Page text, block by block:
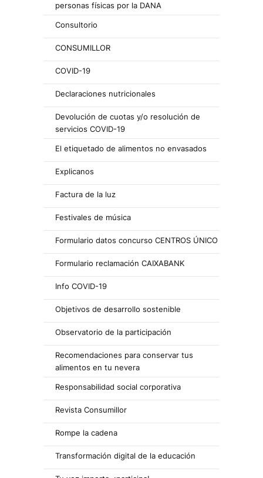
personas físicas por la DANA
Consultorio
CONSUMILLOR
COVID-19
Declaraciones nutricionales
Devolución de cuotas y/o resolución de
servicios COVID-19
El etiquetado de alimentos no envasados
Explicanos
Factura de la luz
Festivales de música
Formulario datos concurso CENTROS ÚNICO
Formulario reclamación CAIXABANK
Info COVID-19
Objetivos de desarrollo sostenible
Observatorio de la participación
Recomendaciones para conservar tus
alimentos en tu nevera
Responsabilidad social corporativa
Revista Consumillor
Rompe la cadena
Transformación digital de la educación